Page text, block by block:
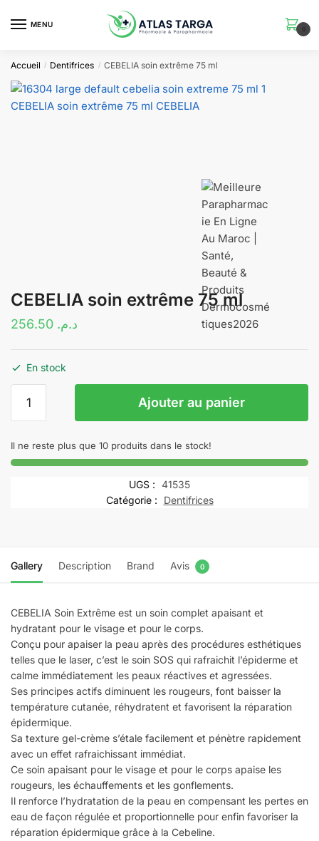
MENU
0
Accueil / Dentifrices / CEBELIA soin extrême 75 ml
CEBELIA soin extrême 75 ml
د.م.
En stock
soin
extrême
Ajouter au panier
Il ne reste plus que 10 produits dans le stock!
UGS : 41535
Catégorie :
Dentifrices
Gallery Description Brand Avis 0
CEBELIA Soin Extrême est un soin complet apaisant et
hydratant pour le visage et pour le corps.
Conçu pour apaiser la peau après des procédures esthétiques
telles que le laser, c’est le soin SOS qui rafraichit l’épiderme et
calme immédiatement les peaux réactives et agressées.
Ses principes actifs diminuent les rougeurs, font baisser la
température cutanée, réhydratent et favorisent la réparation
épidermique.
Sa texture gel-crème s’étale facilement et pénètre rapidement
avec un effet rafraichissant immédiat.
Ce soin apaisant pour le visage et pour le corps apaise les
rougeurs, les échauffements et les gonflements.
Il renforce l’hydratation de la peau en compensant les pertes en
eau de façon régulée et proportionnelle pour enfin favoriser la
réparation épidermique grâce à la Cebeline.